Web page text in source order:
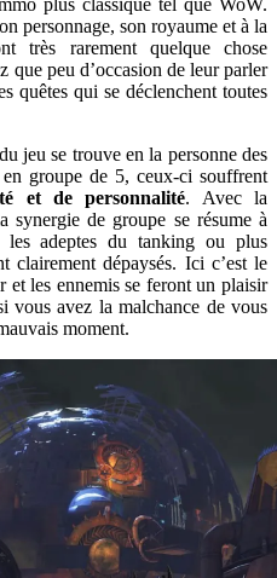
plus classique tel que WoW.
personnage, son royaume et à la
très rarement quelque chose
que peu d’occasion de leur parler
quêtes qui se déclenchent toutes
jeu se trouve en la personne des
groupe de 5, ceux-ci souffrent
et de personnalité. Avec la
synergie de groupe se résume à
les adeptes du tanking ou plus
clairement dépaysés. Ici c’est le
et les ennemis se feront un plaisir
vous avez la malchance de vous
moment.